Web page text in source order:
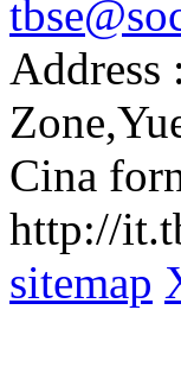
Address :
Cina
http://
sitemap